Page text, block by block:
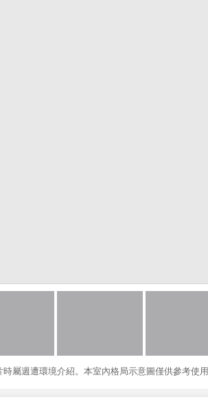
屬週遭環境介紹。本室內格局示意圖僅供參考使用